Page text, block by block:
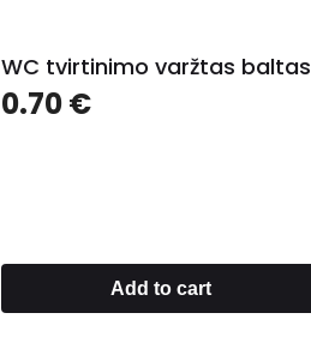
WC tvirtinimo varžtas baltas
0.70€
Add to cart